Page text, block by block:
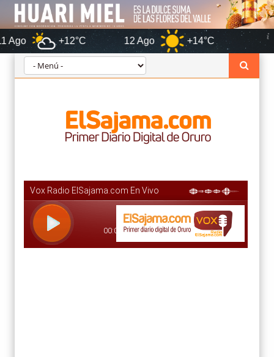
+12°C 12 Ago +14°C Oruro